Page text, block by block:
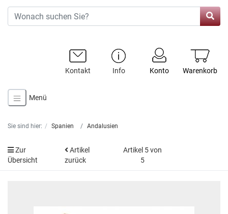
Warenkorb
Konto
Info
Kontakt
Menü
Sie sind hier: Spanien Andalusien
Zur
Übersicht
Artikel
zurück
Artikel 5 von
5